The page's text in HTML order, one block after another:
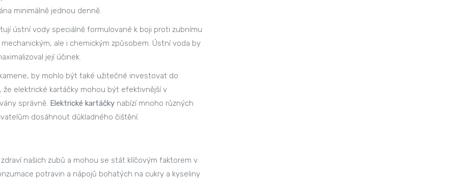
minimálně jednou denně.
ústní vody speciálně formulované k boji proti zubnímu
ale i chemickým způsobem. Ústní voda by
její účinek.
by mohlo být také užitečné investovat do
elektrické kartáčky mohou být efektivnější v
správně. Elektrické kartáčky nabízí mnoho různých
dosáhnout důkladného čištění.
našich zubů a mohou se stát klíčovým faktorem v
potravin a nápojů bohatých na cukry a kyseliny